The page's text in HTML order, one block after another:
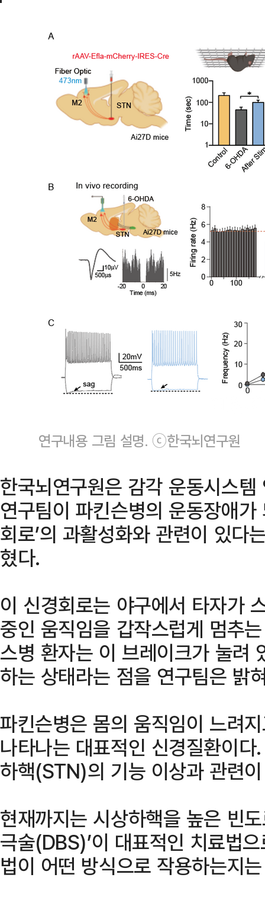
연구내용 그림 설명. ⓒ한국뇌연구원
한국뇌연구원은 감각 운동시스
연구팀이 파킨슨병의 운동장애
회로’의 과활성화와 관련이 있
혔다.
이 신경회로는 야구에서 타자가
중인 움직임을 갑작스럽게 멈추
스병 환자는 이 브레이크가 눌려
하는 상태라는 점을 연구팀은 밝
파킨슨병은 몸의 움직임이 느려
나타나는 대표적인 신경질환이
하핵(STN)의 기능 이상과 관련
현재까지는 시상하핵을 높은 빈
극술(DBS)’이 대표적인 치료법
법이 어떤 방식으로 작용하는지